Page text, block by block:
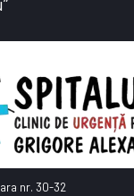
nr. 30-32